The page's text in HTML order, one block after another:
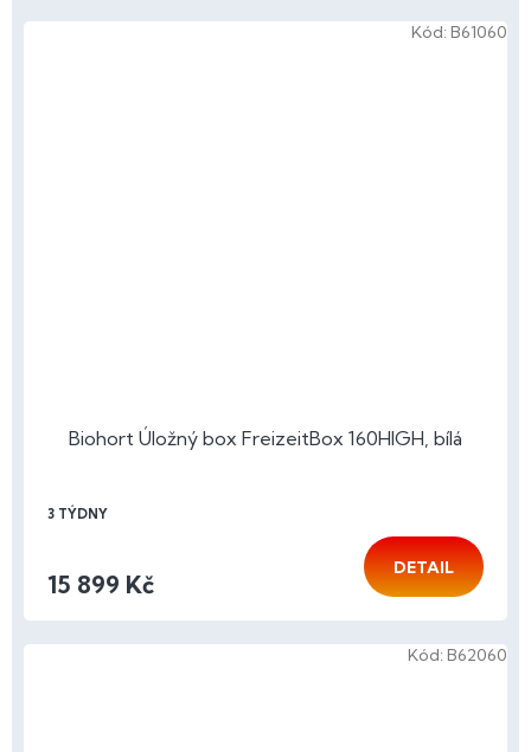
Biohort Úložný box FreizeitBox 160HIGH, bílá
3 TÝDNY
15 899 Kč
DETAIL
Kód: B61060
Kód: B62060